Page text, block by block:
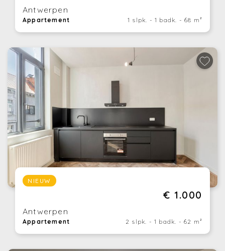
Antwerpen
Appartement 1 slpk. - 1 badk. - 68 m²
NIEUW
€ 1.000
Antwerpen
Appartement 2 slpk. - 1 badk. - 62 m²